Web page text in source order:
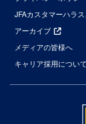
JFAカスタマーハラ
アーカイブ
メディアの皆様へ
キャリア採用について